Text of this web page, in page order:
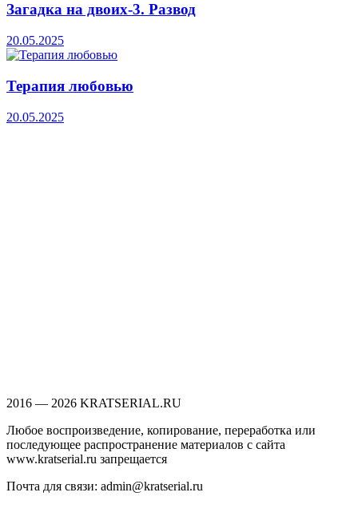
Загадка на двоих-3. Развод
20.05.2025
Терапия любовью
20.05.2025
2016 — 2026 KRATSERIAL.RU
Любое воспроизведение, копирование, переработка или
последующее распространение материалов с сайта
www.kratserial.ru запрещается
Почта для связи: admin@kratserial.ru